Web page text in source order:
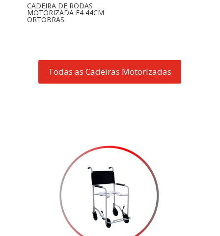
CADEIRA DE RODAS
MOTORIZADA E4 44CM
ORTOBRAS
Todas as Cadeiras Motorizadas